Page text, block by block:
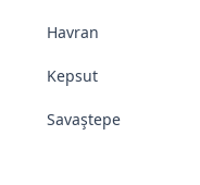
Havran
Kepsut
Savaştepe